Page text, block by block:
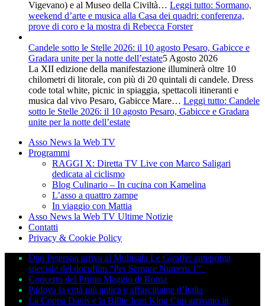
Vigevano) e al Museo della Civiltà… Leggi tutto: Sormano,
weekend d’arte e musica alla Casa dei quadri: conferenza,
prove di coro e la mostra di Rebecca Forster
Candele sotto le Stelle 2026: il 10 agosto Pesaro, Gabicce e
Gradara unite per la notte dell’estate5 Agosto 2026
La XII edizione della manifestazione illuminerà oltre 10
chilometri di litorale, con più di 20 quintali di candele. Dress
code total white, picnic in spiaggia, spettacoli itineranti e
musica dal vivo Pesaro, Gabicce Mare… Leggi tutto: Candele
sotto le Stelle 2026: il 10 agosto Pesaro, Gabicce e Gradara
unite per la notte dell’estate
Asso News la Web TV
Programmi
RAGGI X: Diretta TV Live con Marco Saligari
dedicata al ciclismo
Blog Culinario – In cucina con Kamelina
L’asso a quattro zampe
In viaggio con Mattia
Asso News la Web TV Ultime Notizie
Contatti
Privacy & Cookie Policy
Dan Peterson arriva al Multisala Le Giraffe: anteprima
speciale del docufilm “Per Sempre Numero 1”
Concerto del Primo Maggio di Roma
Padova la città più antica e affascinante d’Italia
La Coppa Davis e la Billie Jean King Cup arrivano in